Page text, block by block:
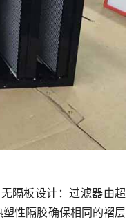
隔板设计：过滤器由超
性隔胶确保相同的褶层